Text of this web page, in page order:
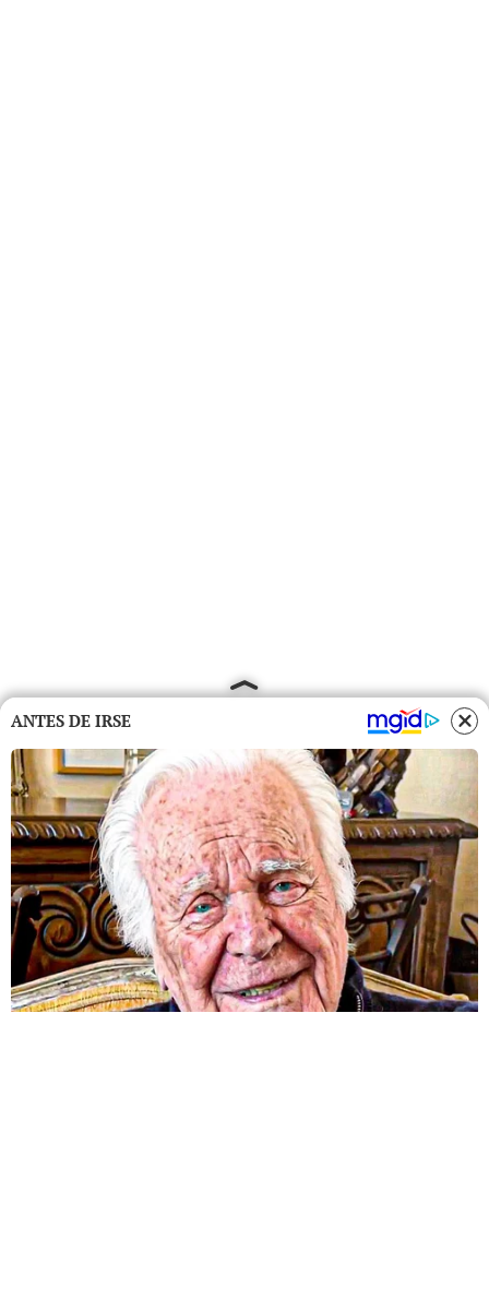
ANTES DE IRSE